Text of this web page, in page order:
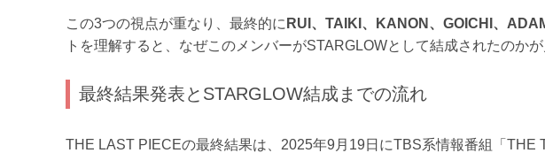
この3つの視点が重なり、最終的に RUI、TAIKI、KANON、GOICHI、
トを理解すると、なぜこのメンバーがSTARGLOWとして結成されたのかが
最終結果発表とSTARGLOW結成までの流れ
THE LAST PIECEの最終結果は、2025年9月19日にTBS系情報番組「THE